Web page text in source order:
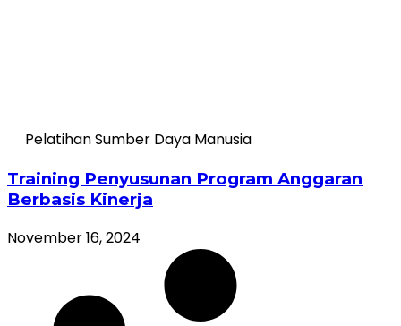
Pelatihan Sumber Daya Manusia
Training Penyusunan Program Anggaran
Berbasis Kinerja
November 16, 2024